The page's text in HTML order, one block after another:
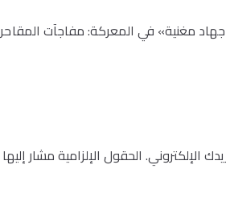
مغنية» في المعركة: مفاجآت المقا
الإلكتروني. الحقول الإلزامية مشار إليها